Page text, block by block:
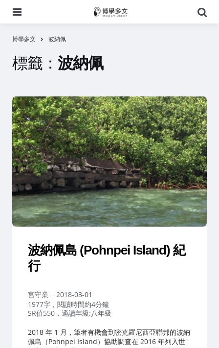
尋
博學多文 波納佩
標籤： 波納佩
波納佩島 (Pohnpei Island) 紀
行
作
者：
宮守業
2018-03-01
1977字，閱讀時間約4分鐘
SR值550，適讀年級:八年級
2018 年 1 月，筆者有機會到密克羅尼西亞聯邦的波納
佩島（Pohnpei Island）協助調查在 2016 年列入世